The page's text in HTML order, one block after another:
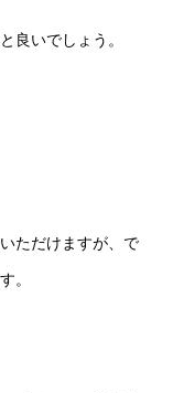
良いでしょう。
ただけますが、で
。